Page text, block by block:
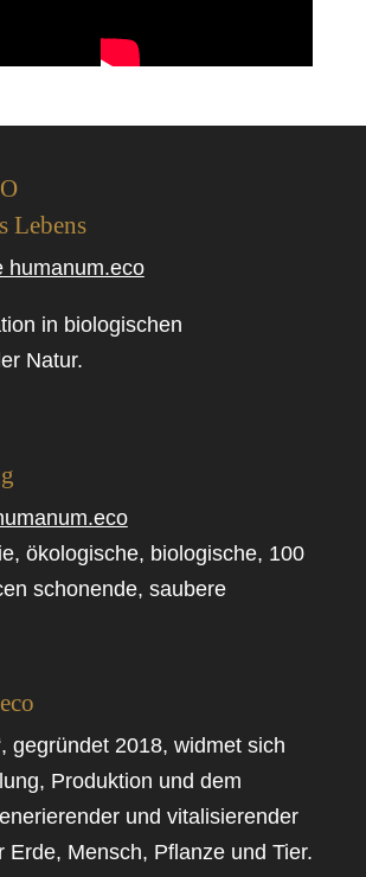
Lebens
humanum.eco
in biologischen
Natur.
ökologische, biologische, 100
schonende, saubere
gegründet 2018, widmet sich
Produktion und dem
und vitalisierender
Erde, Mensch, Pflanze und Tier.